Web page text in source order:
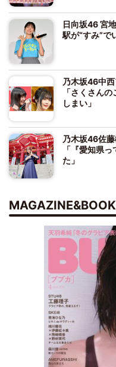
日向坂46 宮
駅が“すみ”で
乃木坂46中
「さくさん
しまい」
乃木坂46佐藤
「『愛知県
た」